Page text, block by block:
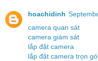
hoachidinh
camera quan sát
camera giám sát
lắp đặt camera
lắp đặt camera trọn